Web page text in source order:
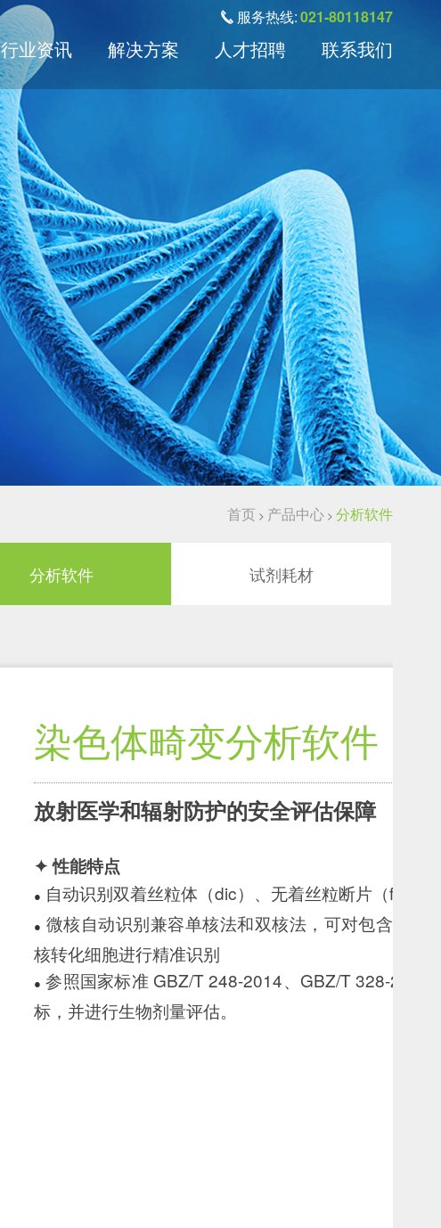
行业资讯 解决方案 人才招聘 联系我们
服务热线:021-80118147
首页 > 产品中心 >分析软件
分析软件 试剂耗材
染色体畸变分析软件
放射医学和辐射防护的安全评估保障
✦性能特点
● 自动识别双着丝粒体（dic）、无着丝粒断片（f）等
● 微核自动识别兼容单核法和双核法，可对包含或不
核转化细胞进行精准识别
● 参照国家标准 GBZ/T 248-2014、GBZ/T 328-2023
标，并进行生物剂量评估。